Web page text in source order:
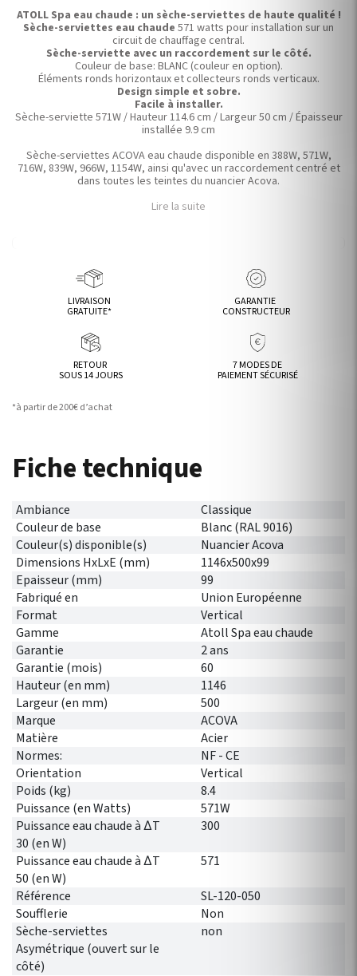
ATOLL Spa eau chaude : un sèche-serviettes de haute qualité !
Sèche-serviettes eau chaude 571 watts pour installation sur un
circuit de chauffage central.
Sèche-serviette avec un raccordement sur le côté.
Couleur de base: BLANC (couleur en option).
Éléments ronds horizontaux et collecteurs ronds verticaux.
Design simple et sobre.
Facile à installer.
Sèche-serviette 571W / Hauteur 114.6 cm / Largeur 50 cm / Épaisseur
installée 9.9 cm
Sèche-serviettes ACOVA eau chaude disponible en 388W, 571W,
716W, 839W, 966W, 1154W, ainsi qu'avec un raccordement centré et
dans toutes les teintes du nuancier Acova.
Lire la suite
LIVRAISON
GRATUITE*
GARANTIE
CONSTRUCTEUR
RETOUR
SOUS 14 JOURS
7 MODES DE
PAIEMENT SÉCURISÉ
*à partir de 200€ d’achat
Fiche technique
Ambiance
Classique
Couleur de base
Blanc (RAL 9016)
Couleur(s) disponible(s)
Nuancier Acova
Dimensions HxLxE (mm)
1146x500x99
Epaisseur (mm)
99
Fabriqué en
Union Européenne
Format
Vertical
Gamme
Atoll Spa eau chaude
Garantie
2 ans
Garantie (mois)
60
Hauteur (en mm)
1146
Largeur (en mm)
500
Marque
ACOVA
Matière
Acier
Normes:
NF - CE
Orientation
Vertical
Poids (kg)
8.4
Puissance (en Watts)
571W
Puissance eau chaude à ∆T
30 (en W)
300
Puissance eau chaude à ∆T
50 (en W)
571
Référence
SL-120-050
Soufflerie
Non
Sèche-serviettes
Asymétrique (ouvert sur le
côté)
non